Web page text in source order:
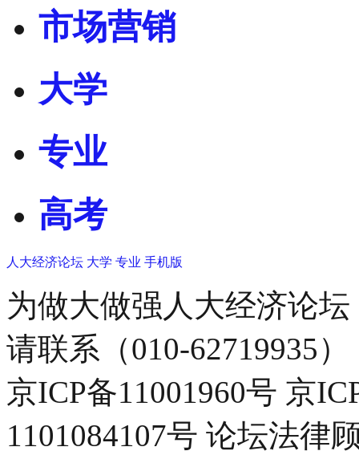
市场营销
大学
专业
高考
人大经济论坛 大学 专业 手机版
为做大做强人大经济论
请联系（010-62719935）
京ICP备11001960号 京
1101084107号 论坛法律